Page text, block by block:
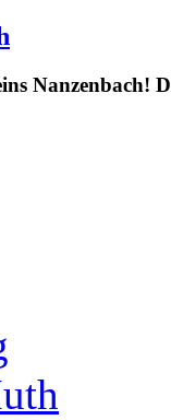
Nanzenbach!